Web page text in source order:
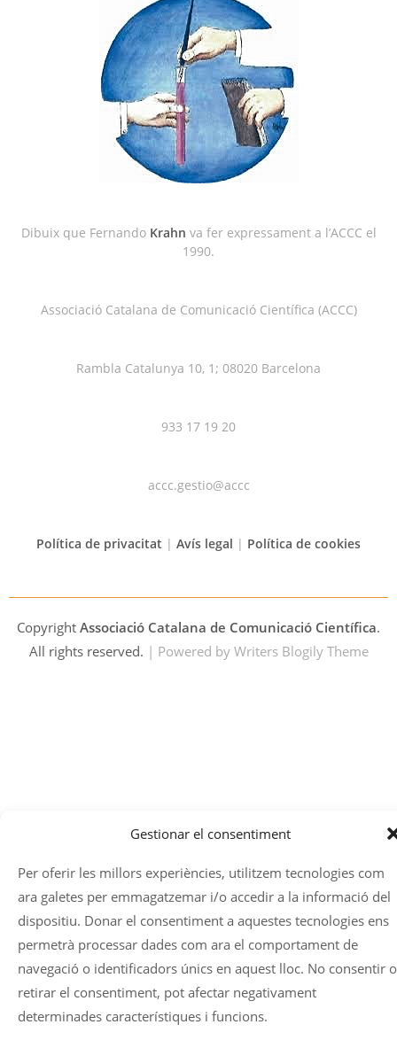
Gestionar el consentiment
Per oferir les millors experiències, utilitzem tecnologies com
ara galetes per emmagatzemar i/o accedir a la informació del
dispositiu. Donar el consentiment a aquestes tecnologies ens
permetrà processar dades com ara el comportament de
navegació o identificadors únics en aquest lloc. No consentir o
retirar el consentiment, pot afectar negativament
determinades característiques i funcions.
Dibuix que Fernando Krahn va fer expressament a l’ACCC el
1990.
Associació Catalana de Comunicació Científica (ACCC)
Rambla Catalunya 10, 1; 08020 Barcelona
933 17 19 20
accc.gestio@accc
Política de privacitat | Avís legal | Política de cookies
Copyright Associació Catalana de Comunicació Científica.
All rights reserved. | Powered by Writers Blogily Theme